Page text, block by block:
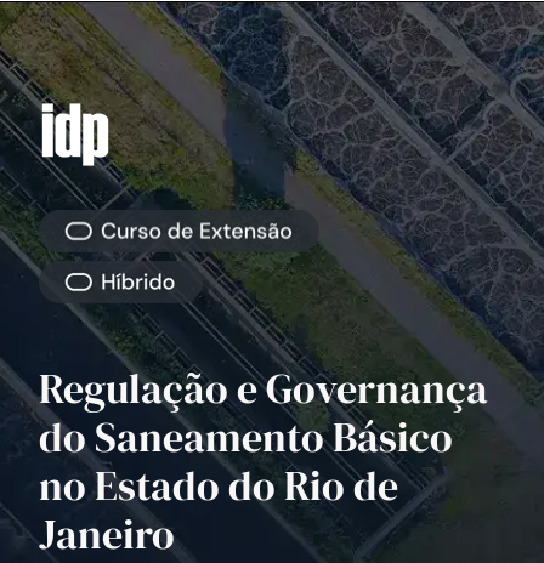
Regulação e Governança
do Saneamento Básico
no Estado do Rio de
Janeiro